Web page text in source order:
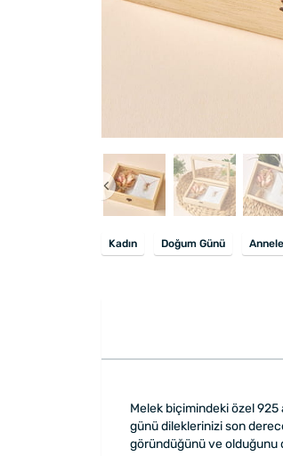
Kadın Doğum Günü
Melek biçimindeki özel
günü dileklerinizi son
göründüğünü ve olduğunu